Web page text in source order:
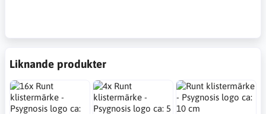
Liknande produkter